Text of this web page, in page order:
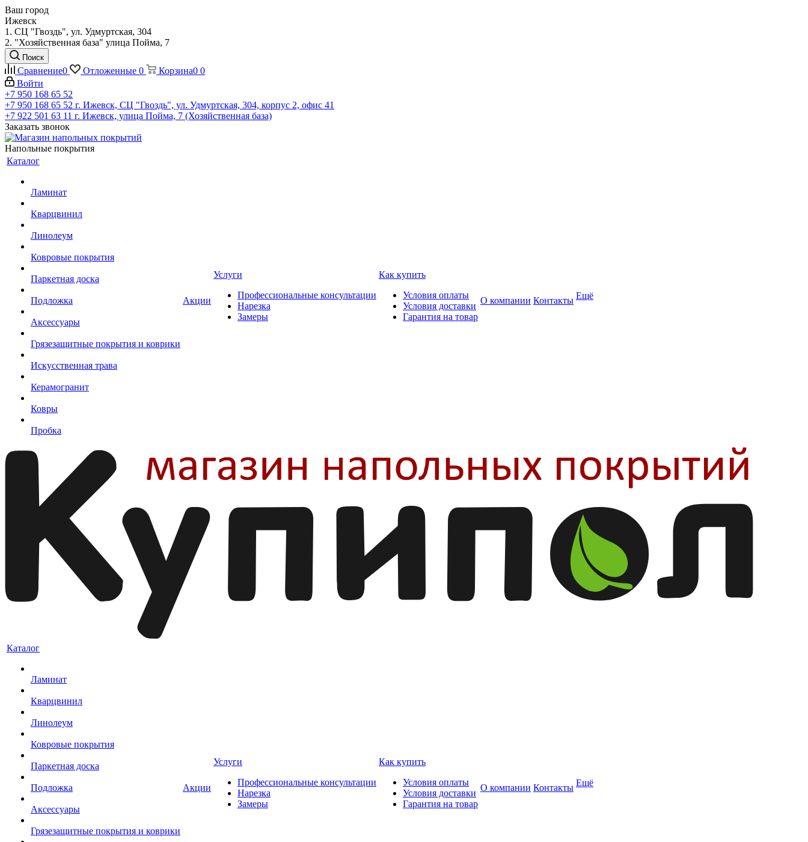
Ваш город
Ижевск
1. СЦ "Гвоздь", ул. Удмуртская, 304
2. "Хозяйственная база" улица Пойма, 7
Поиск
Сравнение0 Отложенные 0 Корзина0 0
Войти
+7 950 168 65 52
+7 950 168 65 52 г. Ижевск, СЦ "Гвоздь", ул. Удмуртская, 304, корпус 2, офис 41
+7 922 501 63 11 г. Ижевск, улица Пойма, 7 (Хозяйственная база)
Заказать звонок
Напольные покрытия
Каталог
Ламинат
Кварцвинил
Линолеум
Ковровые покрытия
Паркетная доска
Подложка
Аксессуары
Грязезащитные покрытия и коврики
Искусственная трава
Керамогранит
Ковры
Пробка
Акции
Услуги
Профессиональные консультации
Нарезка
Замеры
Как купить
Условия оплаты
Условия доставки
Гарантия на товар
О компании Контакты Ещё
Каталог
Ламинат
Кварцвинил
Линолеум
Ковровые покрытия
Паркетная доска
Подложка
Аксессуары
Грязезащитные покрытия и коврики
Акции
Услуги
Профессиональные консультации
Нарезка
Замеры
Как купить
Условия оплаты
Условия доставки
Гарантия на товар
О компании Контакты Ещё